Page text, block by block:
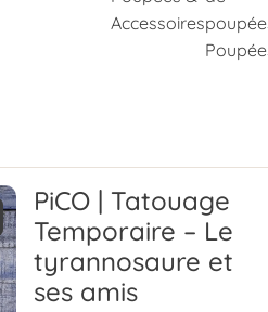
Accessoires
PiCO | Tatouage
Temporaire – Le
tyrannosaure et
ses amis